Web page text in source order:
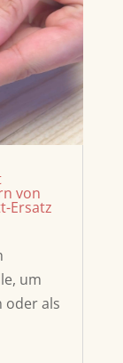
von
Ersatz
um
oder als